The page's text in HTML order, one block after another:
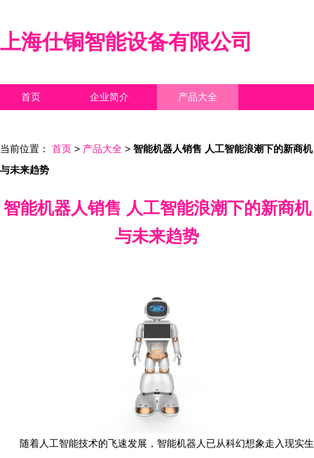
上海仕铜智能设备有限公司
首页 企业简介 产品大全
当前位置： 首页 > 产品大全 > 智能机器人销售 人工智能浪潮下的新商机
与未来趋势
智能机器人销售 人工智能浪潮下的新商机
与未来趋势
随着人工智能技术的飞速发展，智能机器人已从科幻想象走入现实生